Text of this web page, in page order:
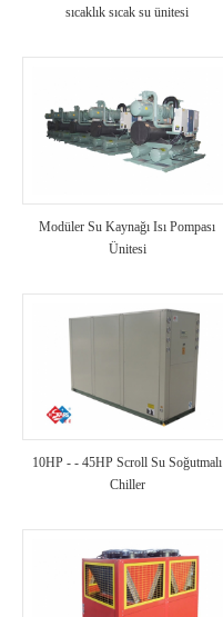
sıcaklık sıcak su ünitesi
Modüler Su Kaynağı Isı Pompası
Ünitesi
10HP - - 45HP Scroll Su Soğutmalı
Chiller